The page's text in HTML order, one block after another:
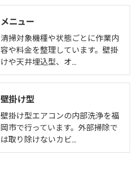
メニュー
清掃対象機種や状態ごとに作業内
容や料金を整理しています。壁掛
けや天井埋込型、オ…
壁掛け型
壁掛け型エアコンの内部洗浄を福
岡市で行っています。外部掃除で
は取り除けないカビ…